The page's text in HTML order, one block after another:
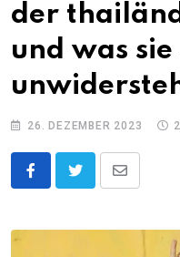
der
und was sie
26. DEZEMBER 2023
Share
Email